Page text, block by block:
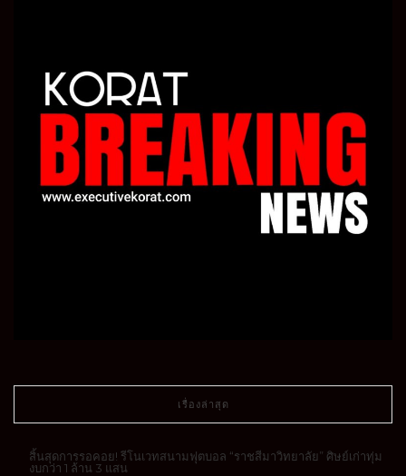
เรื่องล่าสุด
สิ้นสุดการรอคอย! รีโนเวทสนามฟุตบอล “ราชสีมาวิทยาลัย” ศิษย์เก่าทุ่ม
งบกว่า 1 ล้าน 3 แสน